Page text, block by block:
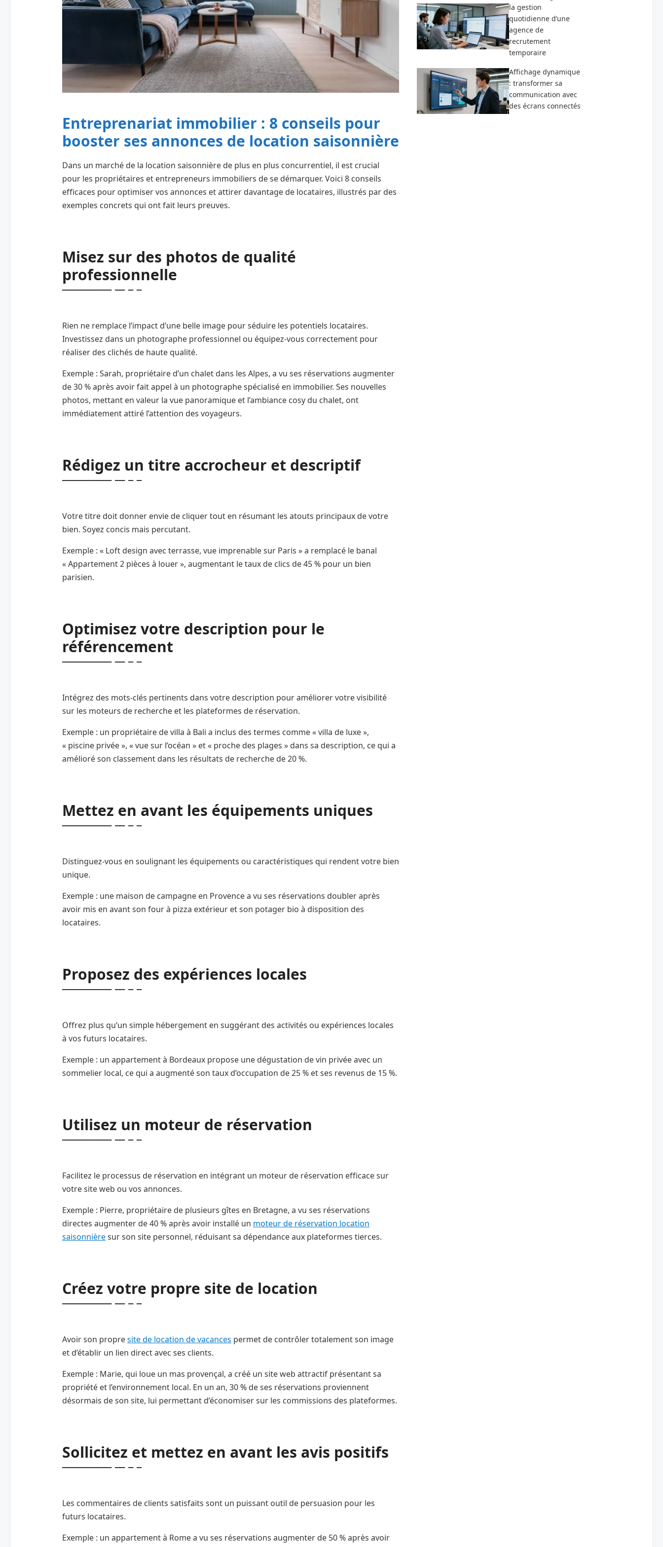
Entreprenariat immobilier : 8 conseils pour
booster ses annonces de location saisonnière
Dans un marché de la location saisonnière de plus en plus concurrentiel, il est crucial
pour les propriétaires et entrepreneurs immobiliers de se démarquer. Voici 8 conseils
efficaces pour optimiser vos annonces et attirer davantage de locataires, illustrés par des
exemples concrets qui ont fait leurs preuves.
Misez sur des photos de qualité
professionnelle
Rien ne remplace l’impact d’une belle image pour séduire les potentiels locataires.
Investissez dans un photographe professionnel ou équipez-vous correctement pour
réaliser des clichés de haute qualité.
Exemple : Sarah, propriétaire d’un chalet dans les Alpes, a vu ses réservations augmenter
de 30 % après avoir fait appel à un photographe spécialisé en immobilier. Ses nouvelles
photos, mettant en valeur la vue panoramique et l’ambiance cosy du chalet, ont
immédiatement attiré l’attention des voyageurs.
Rédigez un titre accrocheur et descriptif
Votre titre doit donner envie de cliquer tout en résumant les atouts principaux de votre
bien. Soyez concis mais percutant.
Exemple : « Loft design avec terrasse, vue imprenable sur Paris » a remplacé le banal
« Appartement 2 pièces à louer », augmentant le taux de clics de 45 % pour un bien
parisien.
Optimisez votre description pour le
référencement
Intégrez des mots-clés pertinents dans votre description pour améliorer votre visibilité
sur les moteurs de recherche et les plateformes de réservation.
Exemple : un propriétaire de villa à Bali a inclus des termes comme « villa de luxe »,
« piscine privée », « vue sur l’océan » et « proche des plages » dans sa description, ce qui a
amélioré son classement dans les résultats de recherche de 20 %.
Mettez en avant les équipements uniques
Distinguez-vous en soulignant les équipements ou caractéristiques qui rendent votre bien
unique.
Exemple : une maison de campagne en Provence a vu ses réservations doubler après
avoir mis en avant son four à pizza extérieur et son potager bio à disposition des
locataires.
Proposez des expériences locales
Offrez plus qu’un simple hébergement en suggérant des activités ou expériences locales
à vos futurs locataires.
Exemple : un appartement à Bordeaux propose une dégustation de vin privée avec un
sommelier local, ce qui a augmenté son taux d’occupation de 25 % et ses revenus de 15 %.
Utilisez un moteur de réservation
Facilitez le processus de réservation en intégrant un moteur de réservation efficace sur
votre site web ou vos annonces.
Exemple : Pierre, propriétaire de plusieurs gîtes en Bretagne, a vu ses réservations
directes augmenter de 40 % après avoir installé un moteur de réservation location
saisonnièresur son site personnel, réduisant sa dépendance aux plateformes tierces.
Créez votre propre site de location
Avoir son propresite de location de vacances permet de contrôler totalement son image
et d’établir un lien direct avec ses clients.
Exemple : Marie, qui loue un mas provençal, a créé un site web attractif présentant sa
propriété et l’environnement local. En un an, 30 % de ses réservations proviennent
désormais de son site, lui permettant d’économiser sur les commissions des plateformes.
Sollicitez et mettez en avant les avis positifs
Les commentaires de clients satisfaits sont un puissant outil de persuasion pour les
futurs locataires.
Exemple : un appartement à Rome a vu ses réservations augmenter de 50 % après avoir
la gestion
quotidienne d’une
agence de
recrutement
temporaire
Affichage dynamique
: transformer sa
communication avec
des écrans connectés